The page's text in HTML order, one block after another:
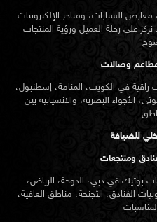
السيارات، ومتاجر الإلكترونيات
على رحلة العميل ورؤية المنتجات
وصالات
في الكويت، المنامة، إسطنبول،
الأجواء البصرية، والانسيابية بين
للضيافة
ومنتجعات
بوتيك في دبي، الدوحة، الرياض،
الفنادق، الأجنحة، مناطق العافية،